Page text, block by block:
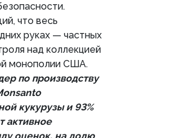
что весь
руках — частных
над коллекцией
монополии США.
по производству
кукурузы и 93%
активное